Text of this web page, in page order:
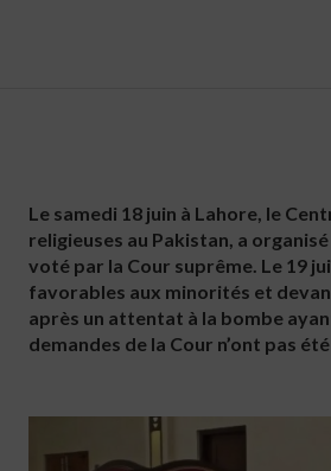
Le samedi 18 juin à Lahore, le
religieuses au Pakistan, a
voté par la Cour suprême. Le 19
favorables aux minorités et
après un attentat à la bombe
demandes de la Cour n’ont pas